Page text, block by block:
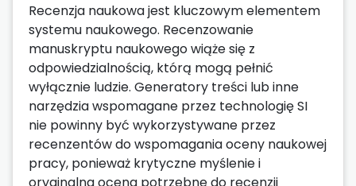
Recenzja naukowa jest kluczowym elementem
systemu naukowego. Recenzowanie
manuskryptu naukowego wiąże się z
odpowiedzialnością, którą mogą pełnić
wyłącznie ludzie. Generatory treści lub inne
narzędzia wspomagane przez technologię SI
nie powinny być wykorzystywane przez
recenzentów do wspomagania oceny naukowej
pracy, ponieważ krytyczne myślenie i